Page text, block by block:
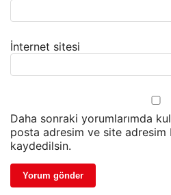
İnternet sitesi
Daha sonraki yorumlarımda
posta adresim ve site adresim
kaydedilsin.